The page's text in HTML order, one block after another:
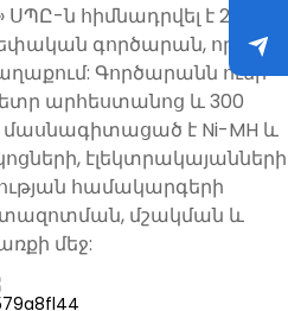
ՍՊԸ-ն հիմնադրվել է 2011
գործարան, որը
Գործարանն ունի
արհեստանոց և 300
է Ni-MH և
էլեկտրակայանների
համակարգերի
մշակման և
մեջ: